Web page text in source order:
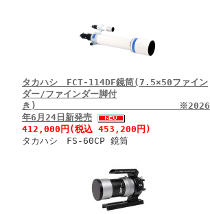
タカハシ FCT-114DF鏡筒(7.5×50ファイン
ダー/ファインダー脚付
き) ※2026
年6月24日新発売
412,000円(税込 453,200円)
タカハシ FS-60CP 鏡筒